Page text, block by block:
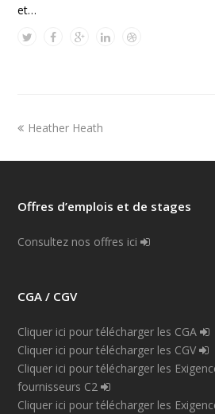
et…
Heather Heath
Offres d’emplois et de stages
Consultez nos offres ici
CGA / CGV
Cliquer ici pour télécharger les CGA
Cliquer ici pour télécharger les CGV
Cliquer ici pour télécharger les
fournisseurs C2
Cliquer ici pour télécharger les